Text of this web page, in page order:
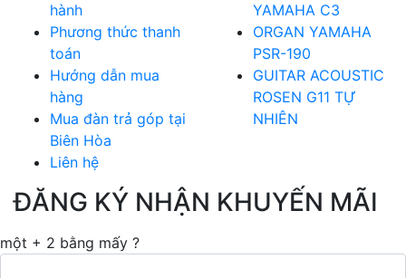
hành
Phương thức thanh
toán
Hướng dẫn mua
hàng
Mua đàn trả góp tại
Biên Hòa
Liên hệ
YAMAHA C3
ORGAN YAMAHA
PSR-190
GUITAR ACOUSTIC
ROSEN G11 TỰ
NHIÊN
ĐĂNG KÝ NHẬN KHUYẾN MÃI
một + 2 bằng mấy ?